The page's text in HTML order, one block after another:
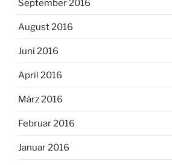
September 2016
August 2016
Juni 2016
April 2016
März 2016
Februar 2016
Januar 2016